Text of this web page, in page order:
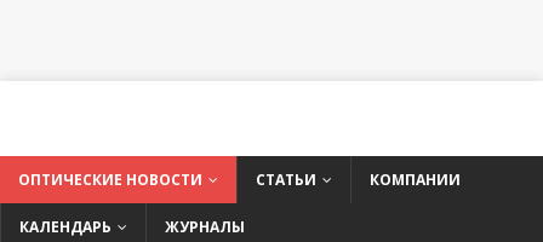
ОПТИЧЕСКИЕ НОВОСТИ СТАТЬИ КОМПАНИИ
КАЛЕНДАРЬ ЖУРНАЛЫ